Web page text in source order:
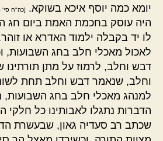
יומא כמה יוסף איכא בשוקא.
[כה"ח סי'
היה עוסק בחכמת האמת ביום חג
לו יד בקבלה ילמוד האדרא או
לאכול מאכלי חלב בחג השבועות,
דבש וחלב, לרמוז על מתן
וחלב, שנאמר דבש וחלב תחת
למנהג מאכלי חלב בחג
הדברות נתגלו לאבותינו כל חלקי
שכתב רב סעדיה גאון, שבעשרת